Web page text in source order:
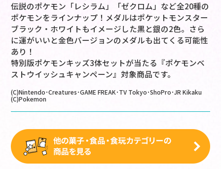
伝説のポケモン「レシラム」「ゼクロム」など全20種の
ポケモンをラインナップ！メダルはポケットモンスター
ブラック・ホワイトもイメージした黒と銀の2色。さら
に運がいいと金色バージョンのメダルも出てくる可能性
あり！
特別版ポケモンキッズ3体セットが当たる『ポケモンベ
ストウイッシュキャンペーン』対象商品です。
(C)Nintendo･Creatures･GAME FREAK･TV Tokyo･ShoPro･JR Kikaku
(C)Pokemon